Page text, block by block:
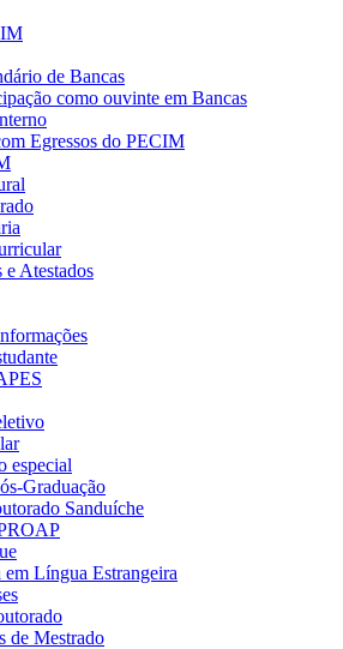
de Bancas
como ouvinte em Bancas
Egressos do PECIM
Atestados
especial
Graduação
Sanduíche
Língua Estrangeira
de Mestrado